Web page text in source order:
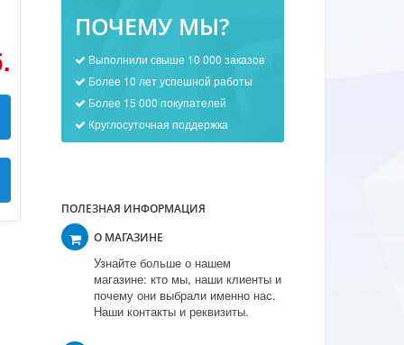
ПОЧЕМУ МЫ?
Выполнили свыше 10 000 заказов
Более 10 лет успешной работы
Более 15 000 покупателей
Круглосуточная поддержка
ПОЛЕЗНАЯ ИНФОРМАЦИЯ
О МАГАЗИНЕ
Узнайте больше о нашем
магазине: кто мы, наши клиенты и
почему они выбрали именно нас.
Наши контакты и реквизиты.